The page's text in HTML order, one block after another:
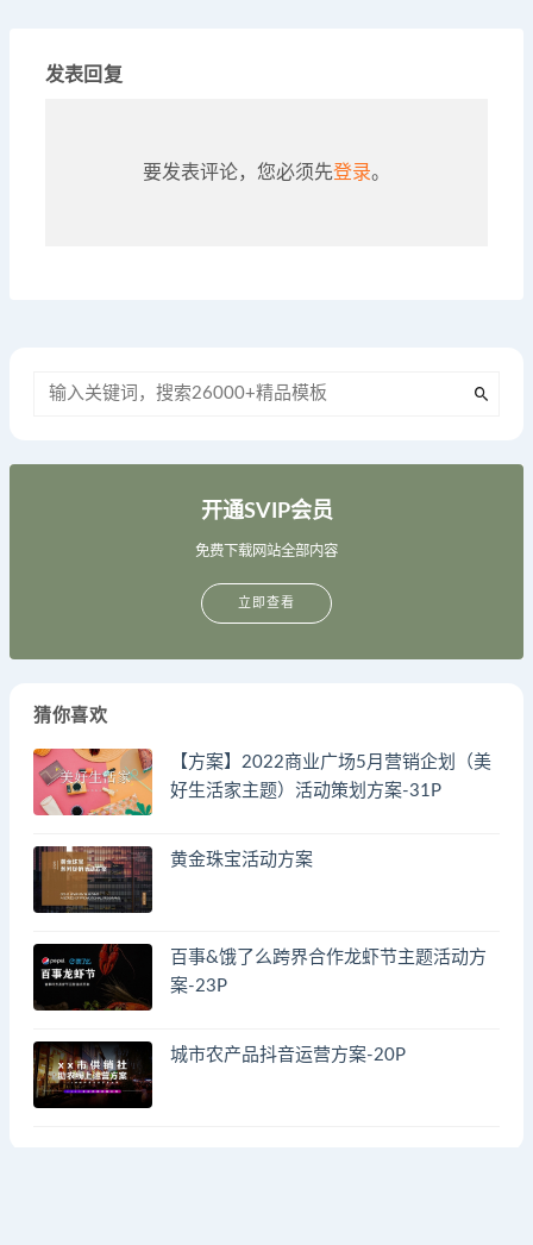
发表回复
要发表评论，您必须先登录。
开通SVIP会员
免费下载网站全部内容
立即查看
猜你喜欢
【方案】2022商业广场5月营销企划（美
好生活家主题）活动策划方案-31P
黄金珠宝活动方案
百事&饿了么跨界合作龙虾节主题活动方
案-23P
城市农产品抖音运营方案-20P